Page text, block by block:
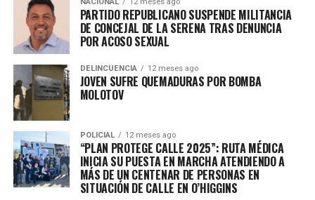
2 DESDE ESTE JUEVES 29 ¿SERÁ BUENO?
NACIONAL 12 meses ago
PARTIDO REPUBLICANO SUSPENDE MILITANCIA
DE CONCEJAL DE LA SERENA TRAS DENUNCIA
POR ACOSO SEXUAL
DELINCUENCIA 12 meses ago
JOVEN SUFRE QUEMADURAS POR BOMBA
MOLOTOV
POLICIAL 12 meses ago
“PLAN PROTEGE CALLE 2025”: RUTA MÉDICA
INICIA SU PUESTA EN MARCHA ATENDIENDO A
MÁS DE UN CENTENAR DE PERSONAS EN
SITUACIÓN DE CALLE EN O’HIGGINS